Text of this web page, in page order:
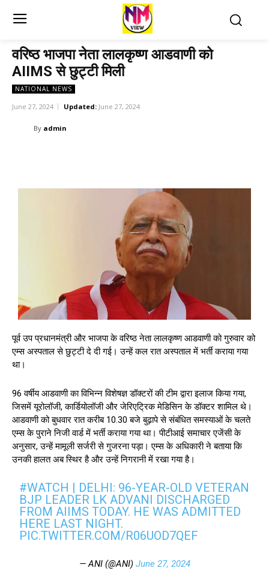
वरिष्ठ भाजपा नेता लालकृष्ण आडवाणी को
AIIMS से छुट्टी मिली
NATIONAL NEWS
June 27, 2024 Updated: June 27, 2024
By admin
पूर्व उप प्रधानमंत्री और भाजपा के वरिष्ठ नेता लालकृष्ण आडवाणी को गुरुवार को
एम्स अस्पताल से छुट्टी दे दी गई। उन्हें कल रात अस्पताल में भर्ती कराया गया
था।
96 वर्षीय आडवाणी का विभिन्न विशेषज्ञ डॉक्टरों की टीम द्वारा इलाज किया गया,
जिसमें यूरोलॉजी, कार्डियोलॉजी और जेरिएट्रिक मेडिसिन के डॉक्टर शामिल थे।
आडवाणी को बुधवार रात करीब 10.30 बजे बुढ़ापे से संबंधित समस्याओं के चलते
एम्स के पुराने निजी वार्ड में भर्ती कराया गया था। पीटीआई समाचार एजेंसी के
अनुसार, उन्हें मामूली सर्जरी से गुजरना पड़ा। एम्स के अधिकारी ने बताया कि
उनकी हालत अब स्थिर है और उन्हें निगरानी में रखा गया है।
#WATCH | DELHI: 96-YEAR-OLD VETERAN
BJP LEADER LK ADVANI DISCHARGED
FROM AIIMS TODAY. HE WAS ADMITTED
HERE LAST NIGHT.
PIC.TWITTER.COM/R06UOD7QEF
— ANI (@ANI) June 27, 2024